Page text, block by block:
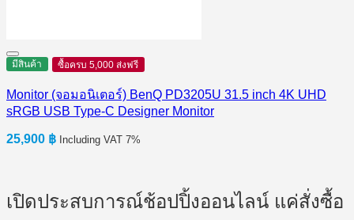
มีสินค้า ซื้อครบ 5,000 ส่งฟรี
Monitor (จอมอนิเตอร์) BenQ PD3205U 31.5 inch 4K UHD
sRGB USB Type-C Designer Monitor
25,900 ฿ Including VAT 7%
เปิดประสบการณ์ช้อปปิ้งออนไลน์ แค่สั่งซื้อ